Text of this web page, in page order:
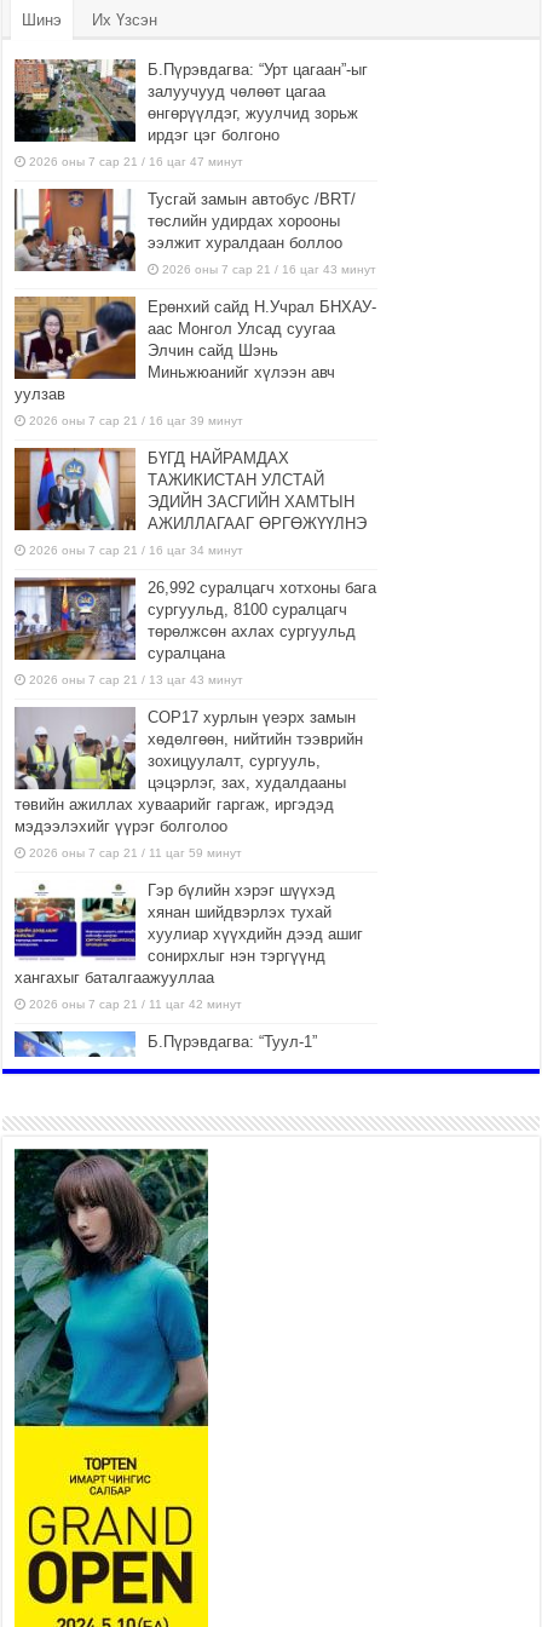
Шинэ Их Үзсэн
Б.Пүрэвдагва: “Урт цагаан”-ыг
залуучууд чөлөөт цагаа
өнгөрүүлдэг, жуулчид зорьж
ирдэг цэг болгоно
2026 оны 7 сар 21 / 16 цаг 47 минут
Тусгай замын автобус /BRT/
төслийн удирдах хорооны
ээлжит хуралдаан боллоо
2026 оны 7 сар 21 / 16 цаг 43 минут
Ерөнхий сайд Н.Учрал БНХАУ-
аас Монгол Улсад суугаа
Элчин сайд Шэнь
Миньжюанийг хүлээн авч
уулзав
2026 оны 7 сар 21 / 16 цаг 39 минут
БҮГД НАЙРАМДАХ
ТАЖИКИСТАН УЛСТАЙ
ЭДИЙН ЗАСГИЙН ХАМТЫН
АЖИЛЛАГААГ ӨРГӨЖҮҮЛНЭ
2026 оны 7 сар 21 / 16 цаг 34 минут
26,992 суралцагч хотхоны бага
сургуульд, 8100 суралцагч
төрөлжсөн ахлах сургуульд
суралцана
2026 оны 7 сар 21 / 13 цаг 43 минут
COP17 хурлын үеэрх замын
хөдөлгөөн, нийтийн тээврийн
зохицуулалт, сургууль,
цэцэрлэг, зах, худалдааны
төвийн ажиллах хуваарийг гаргаж, иргэдэд
мэдээлэхийг үүрэг болголоо
2026 оны 7 сар 21 / 11 цаг 59 минут
Гэр бүлийн хэрэг шүүхэд
хянан шийдвэрлэх тухай
хуулиар хүүхдийн дээд ашиг
сонирхлыг нэн тэргүүнд
хангахыг баталгаажууллаа
2026 оны 7 сар 21 / 11 цаг 42 минут
Б.Пүрэвдагва: “Туул-1”
2026 оны 7 сар 21 / 10 цаг 15 минут
НИЙСЛЭЛ, АЙМГИЙН
УДИРДЛАГУУДЫН АЖЛЫГ
ХҮНД СУРТЛЫГ БУУРУУЛЖ,
ИРГЭД, АЖ АХУЙН НЭГЖИЙН
АЧААГ ХЭРХЭН ХӨНГӨЛСНӨӨР ДҮГНЭНЭ
2026 оны 7 сар 21 / 10 цаг 09 минут
Байнгын хорооны дарга
М.Мандхай Цөлжилттэй
тэмцэх тухай НҮБ-ын
конвенцын талуудын 17 дугаар
бага хурал (СОР17)-ын бэлтгэл ажлын явцтай
танилцлаа
2026 оны 7 сар 21 / 10 цаг 03 минут
Б.Пүрэвдагва: Бүтээн байгуулалтын аливаа
ажил инженерийн хангамжийн байгууллагуудын
уялдаа холбоогүйгээс саатах ёсгүй
2026 оны 7 сар 20 / 17 цаг 21 минут
“Сэлбэ 20 минутын хот” төслийн анхны 12